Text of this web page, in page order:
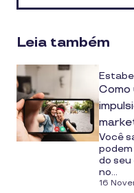
Leia também
Como
Você
do seu
no...
16